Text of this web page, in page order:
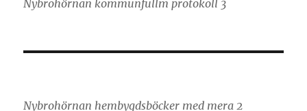
Nybrohörnan kommunfullm protokoll 3
Nybrohörnan hembygdsböcker med mera 2